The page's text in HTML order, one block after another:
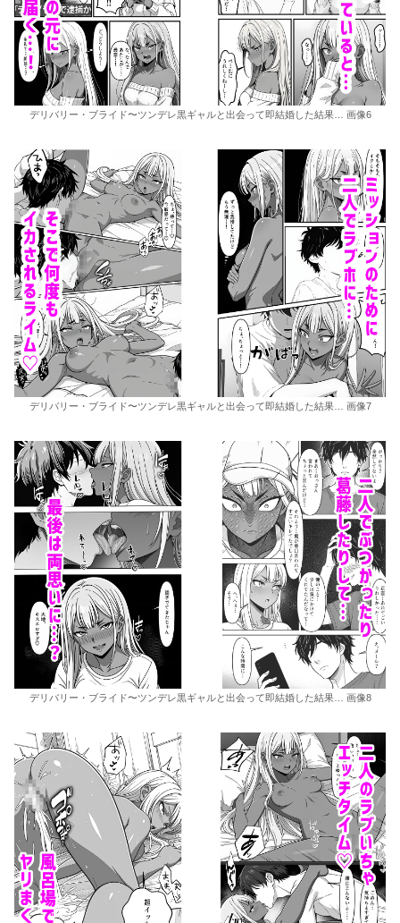
デリバリー・ブライド〜ツンデレ黒ギャルと出会って即結婚した結果… 画像6
デリバリー・ブライド〜ツンデレ黒ギャルと出会って即結婚した結果… 画像7
デリバリー・ブライド〜ツンデレ黒ギャルと出会って即結婚した結果… 画像8